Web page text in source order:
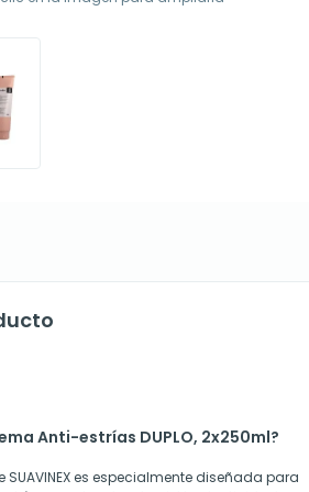
Anti-estrías DUPLO, 2x250ml?
es especialmente diseñada para